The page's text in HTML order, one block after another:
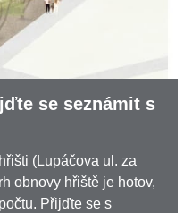
se seznámit s
(Lupáčova ul. za
obnovy hřiště je hotov,
Přijďte se s